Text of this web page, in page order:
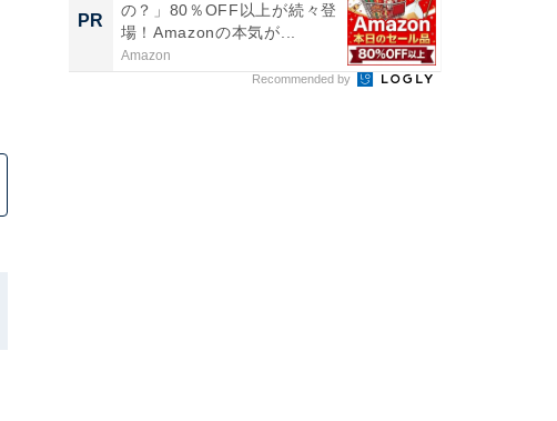
PR
の？」80％OFF以上が続々登
場！Amazonの本気が...
Amazon
Recommended by